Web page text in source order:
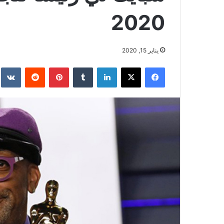
2020
يناير 15, 2020
فيسبوك ‫X لينكدإن بينتيريست